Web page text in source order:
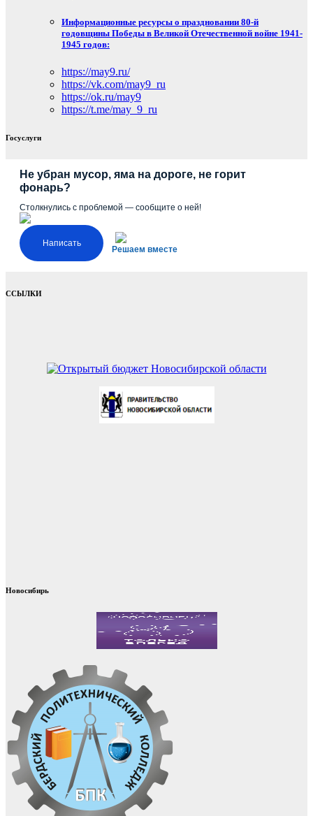
Информационные ресурсы о праздновании 80-й
годовщины Победы в Великой Отечественной войне 1941-
1945 годов:
https://may9.ru/
https://vk.com/may9_ru
https://ok.ru/may9
https://t.me/may_9_ru
Госуслуги
Не убран мусор, яма на дороге, не горит
фонарь?
Столкнулись с проблемой — сообщите о ней!
Написать
Решаем вместе
ССЫЛКИ
Новосибирь